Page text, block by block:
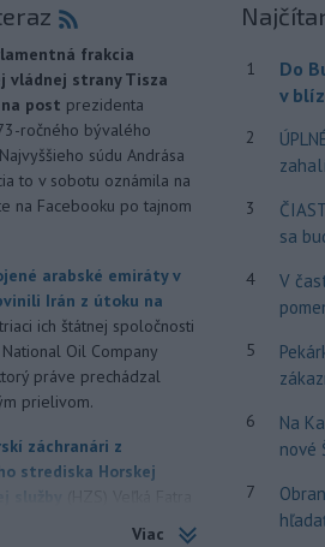
frakcia
vládnej strany Tisza
post prezidenta
ročného bývalého
súdu Andrása
to v sobotu oznámila na
na Facebooku po tajnom
arabské emiráty v
Irán z útoku na
ich štátnej spoločnosti
Oil Company
práve prechádzal
prielivom.
záchranári z
strediska Horskej
Viac
1
Do
v
2
3
sa
4
V
5
6
Na
nové
7